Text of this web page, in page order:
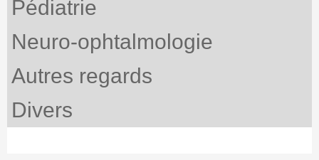
Pédiatrie
Neuro-ophtalmologie
Autres regards
Divers